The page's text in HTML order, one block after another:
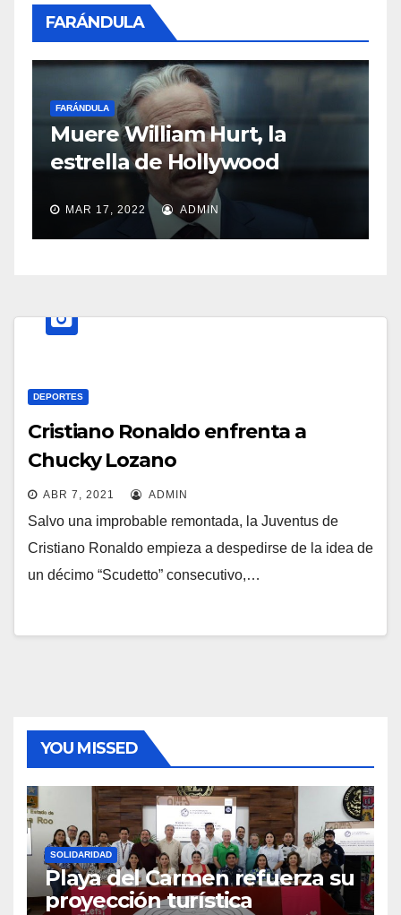
FARÁNDULA
FARÁNDULA
Muere William Hurt, la
estrella de Hollywood
MAR 17, 2022 ADMIN
DEPORTES
Cristiano Ronaldo enfrenta a
Chucky Lozano
ABR 7, 2021 ADMIN
Salvo una improbable remontada, la Juventus de
Cristiano Ronaldo empieza a despedirse de la idea de
un décimo “Scudetto” consecutivo,…
YOU MISSED
SOLIDARIDAD
Playa del Carmen refuerza su
proyección turística